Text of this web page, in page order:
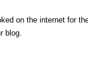
on the internet for
blog.